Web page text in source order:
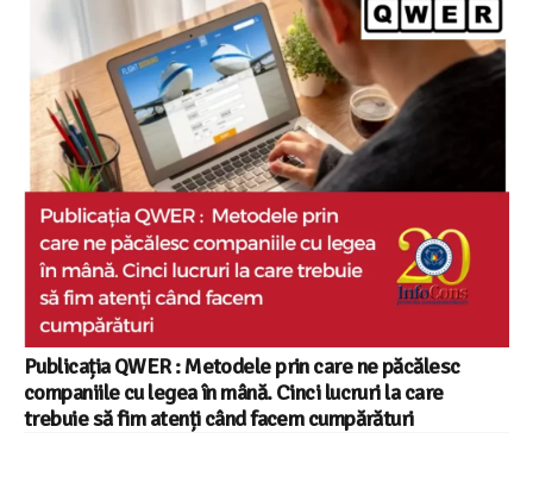
Publicația QWER : Metodele prin care ne păcălesc
companiile cu legea în mână. Cinci lucruri la care
trebuie să fim atenți când facem cumpărături